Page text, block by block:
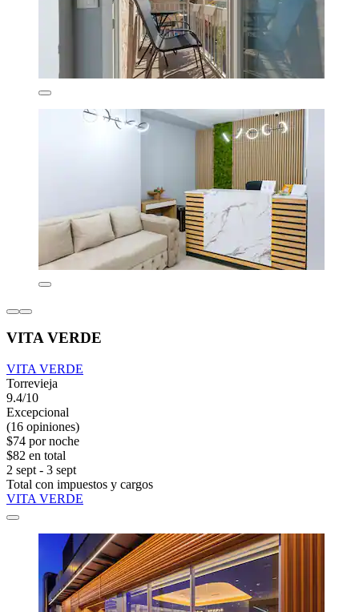
VITA VERDE
VITA VERDE
Torrevieja
9.4/10
Excepcional
(16 opiniones)
$74 por noche
$82 en total
2 sept - 3 sept
Total con impuestos y cargos
VITA VERDE